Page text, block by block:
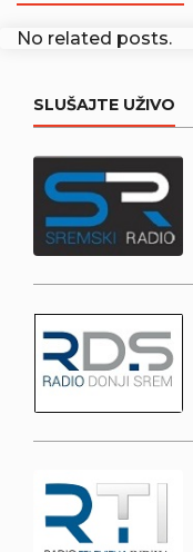
No related posts.
SLUŠAJTE UŽIVO